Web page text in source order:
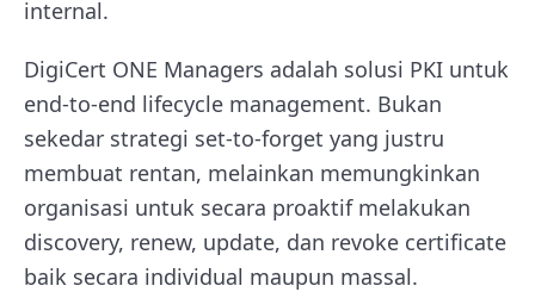
internal.
DigiCert ONE Managers adalah solusi PKI untuk
end-to-end lifecycle management. Bukan
sekedar strategi set-to-forget yang justru
membuat rentan, melainkan memungkinkan
organisasi untuk secara proaktif melakukan
discovery, renew, update, dan revoke certificate
baik secara individual maupun massal.